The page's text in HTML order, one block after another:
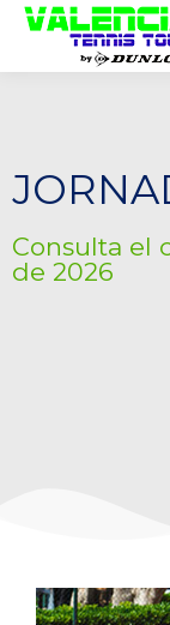
Consulta el
de 2026